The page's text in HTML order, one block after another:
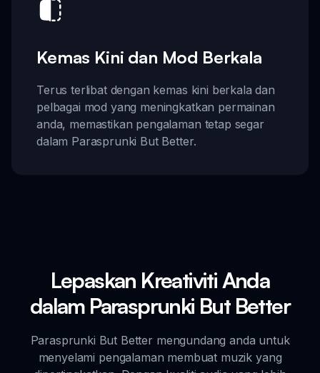
Kemas Kini dan Mod Berkala
Terus terlibat dengan kemas kini berkala dan
pelbagai mod yang meningkatkan permainan
anda, memastikan pengalaman tetap segar
dalam Parasprunki But Better.
Lepaskan Kreativiti Anda
dalam Parasprunki But Better
Parasprunki But Better mengundang anda untuk
menyelami pengalaman membuat muzik yang